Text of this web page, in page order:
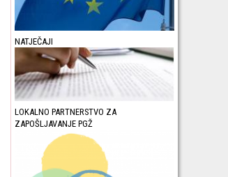
NATJEČAJI
LOKALNO PARTNERSTVO ZA
ZAPOŠLJAVANJE PGŽ